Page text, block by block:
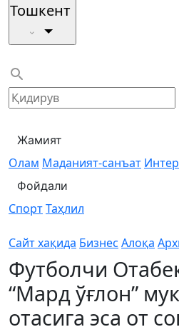
Тошкент
Жамият
Олам Маданият-санъат
Фойдали
СпортТаҳлил
Сайт хақида Бизнес Алоқа
Футболчи
“Мард ўғлон”
отасига эса от